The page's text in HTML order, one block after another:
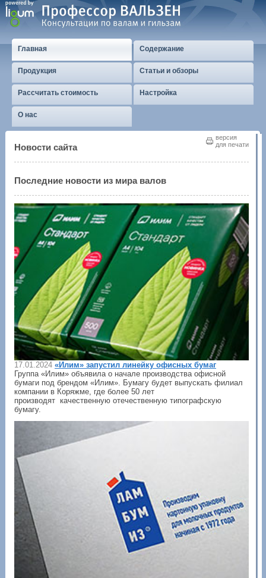
Главная Содержание
Продукция Статьи и обзоры
Рассчитать стоимость Настройка
О нас
версия
для печати
Новости сайта
Последние новости из мира валов
17.01.2024 «Илим» запустил линейку офисных бумаг
Группа «Илим» объявила о начале производства офисной
бумаги под брендом «Илим». Бумагу будет выпускать филиал
компании в Коряжме, где более 50 лет
производят качественную отечественную типографскую
бумагу.